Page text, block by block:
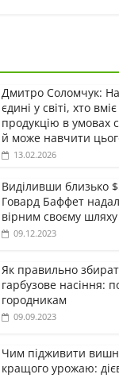
Дмитро Соломчук:
єдині у світі, хто
продукцію в умовах
й може навчити
13.02.2026
Виділивши близько
Говард Баффет
вірним своєму шляху
09.12.2023
Як правильно
гарбузове насіння:
городникам
09.09.2023
Чим підживити
кращого урожаю: